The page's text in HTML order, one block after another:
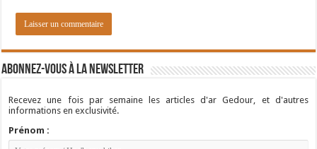
Abonnez-vous à la newsletter
Recevez une fois par semaine les articles d'ar Gedour, et d'autres
informations en exclusivité.
Prénom :